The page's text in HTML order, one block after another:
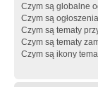
Czym są globalne
Czym są
Czym są tematy
Czym są tematy
Czym są ikony